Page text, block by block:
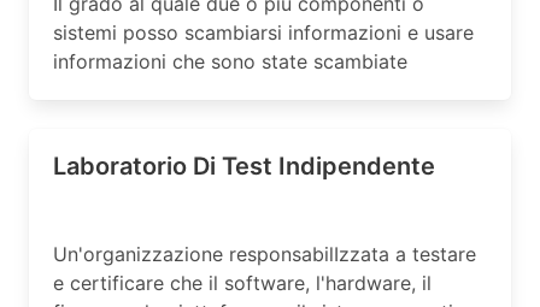
sistemi posso scambiarsi informazioni e usare
informazioni che sono state scambiate
Laboratorio Di Test Indipendente
Un'organizzazione responsabilIzzata a testare
e certificare che il software, l'hardware, il